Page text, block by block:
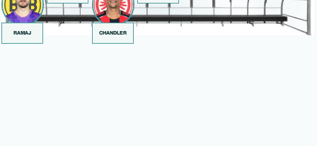
RAMAJ CHANDLER